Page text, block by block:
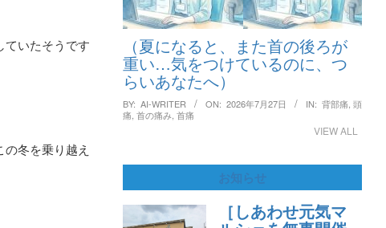
ていたそうです
冬を乗り越え
（夏になると、また首の後ろが
重い…気をつけているのに、つ
らいあなたへ）
BY: AI-WRITER ON: 2026年7月27日 IN: 背部痛 頭
痛 首の痛み, 首痛
VIEW ALL
お知らせ
［しあわせ元気マ